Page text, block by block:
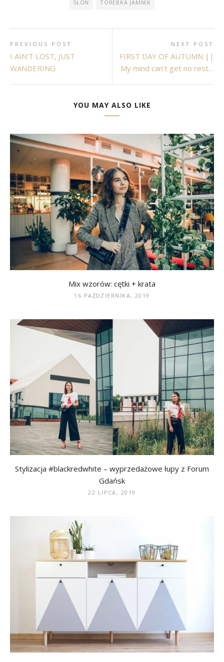
SŁOŃ TOREBKA JAMNIK
PREVIOUS POST
I AIN’T LOST, JUST
WANDERING
NEXT POST
FIRST DAY OF AUTUMN ||
My mind can’t get no rest…
YOU MAY ALSO LIKE
Mix wzorów: cętki + krata
16 PAŹDZIERNIKA, 2019
Stylizacja #blackredwhite – wyprzedażowe łupy z Forum
Gdańsk
22 LIPCA, 2019